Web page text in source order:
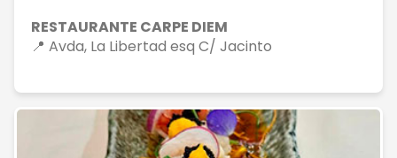
RESTAURANTE CARPE DIEM
📍 Avda, La Libertad esq C/ Jacinto